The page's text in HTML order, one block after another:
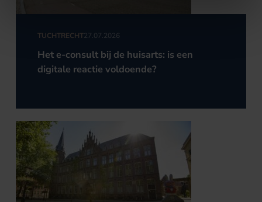
TUCHTRECHT27.07.2026
Het e-consult bij de huisarts: is een
digitale reactie voldoende?